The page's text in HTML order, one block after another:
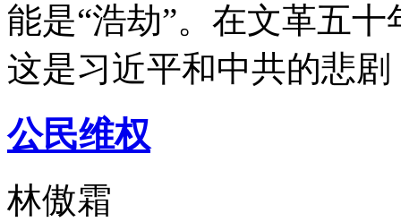
能是“浩劫”。在文革五
这是习近平和中共的悲
公民维权
林傲霜